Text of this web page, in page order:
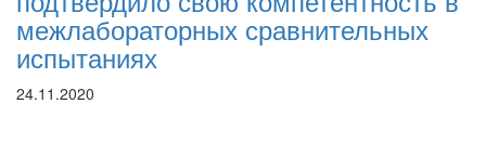
межлабораторных сравнительных
испытаниях
24.11.2020